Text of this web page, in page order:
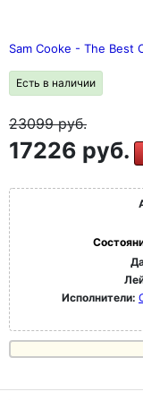
Sam Cooke - The Best
Есть в наличии
23099руб.
17226 руб.
Исполнители: